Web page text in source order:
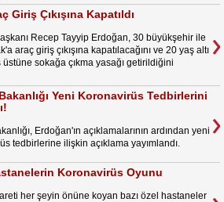
Giriş Çıkışına Kapatıldı
Recep Tayyip Erdoğan, 30 büyükşehir ile
araç giriş çıkışına kapatılacağını ve 20 yaş altı
sokağa çıkma yasağı getirildiğini
Yeni Koronavirüs Tedbirlerini
Erdoğan'ın açıklamalarının ardından yeni
tedbirlerine ilişkin açıklama yayımlandı.
Koronavirüs Oyunu
her şeyin önüne koyan bazı özel hastaneler